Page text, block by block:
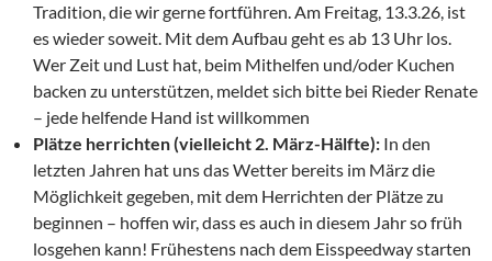
Tradition, die wir gerne fortführen. Am Freitag, 13.3.26, ist
es wieder soweit. Mit dem Aufbau geht es ab 13 Uhr los.
Wer Zeit und Lust hat, beim Mithelfen und/oder Kuchen
backen zu unterstützen, meldet sich bitte bei Rieder Renate
– jede helfende Hand ist willkommen
Plätze herrichten (vielleicht 2. März-Hälfte): In den
letzten Jahren hat uns das Wetter bereits im März die
Möglichkeit gegeben, mit dem Herrichten der Plätze zu
beginnen – hoffen wir, dass es auch in diesem Jahr so früh
losgehen kann! Frühestens nach dem Eisspeedway starten